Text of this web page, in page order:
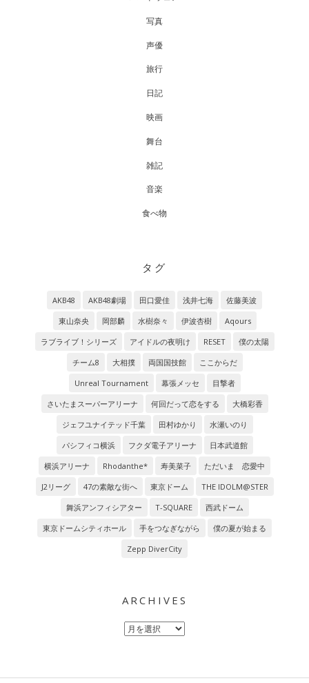
写真
声優
旅行
日記
映画
舞台
雑記
音楽
食べ物
タグ
AKB48 AKB48劇場 田口愛佳 浅井七海
佐藤美波
東山奈央
岡部麟 水樹奈々 伊波杏樹
Aqours
ラブライブ！シリーズ
アイドルの夜明け RESET
僕の太陽
チーム8
大相撲 両国国技館
ここからだ
Unreal Tournament
幕張メッセ
目撃者
さいたまスーパーアリーナ
何回だって恋をする
大橋彩香
ジェフユナイテッド千葉
田村ゆかり
水瀬いのり
パシフィコ横浜
フクダ電子アリーナ
日本武道館
横浜アリーナ
Rhodanthe* 寿美菜子
ただいま 恋愛中
J2リーグ
47の素敵な街へ 東京ドーム
THE IDOLM@STER
舞浜アンフィシアター
T-SQUARE
西武ドーム
東京ドームシティホール
手をつなぎながら
僕の夏が始まる
Zepp DiverCity
ARCHIVES
Archives